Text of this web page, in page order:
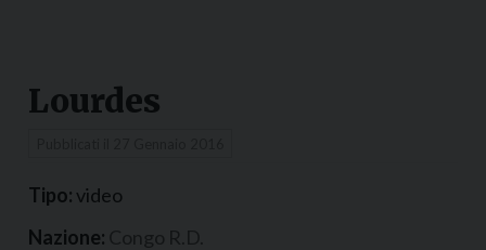
Lourdes
Tipo: video
Nazione: